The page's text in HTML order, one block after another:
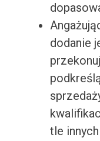
dodanie
tle